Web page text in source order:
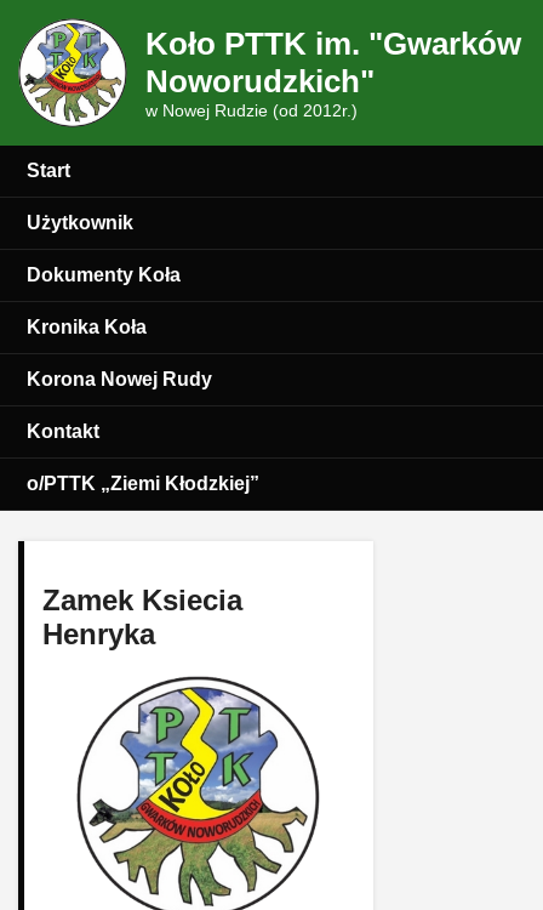
Koło PTTK im. "Gwarków
Noworudzkich"
w Nowej Rudzie (od 2012r.)
Start
Użytkownik
Dokumenty Koła
Kronika Koła
Korona Nowej Rudy
Kontakt
o/PTTK „Ziemi Kłodzkiej”
Zamek Ksiecia
Henryka